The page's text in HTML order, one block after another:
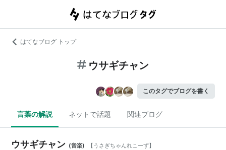
はてなブログ トップ
ウサギチャン
このタグでブログを書く
言葉の解説 ネットで話題 関連ブログ
ウサギチャン (音楽) 【 うさぎちゃんれこーず】